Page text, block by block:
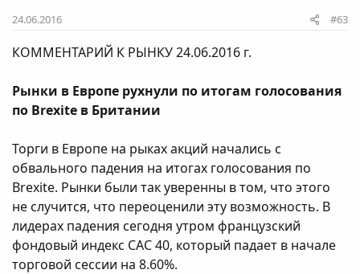
24.06.2016 #63
КОММЕНТАРИЙ К РЫНКУ 24.06.2016 г.
Рынки в Европе рухнули по итогам голосования
по Brexite в Британии
Торги в Европе на рыках акций начались с
обвального падения на итогах голосования по
Brexite. Рынки были так уверенны в том, что этого
не случится, что переоценили эту возможность. В
лидерах падения сегодня утром французский
фондовый индекс САС 40, который падает в начале
торговой сессии на 8.60%.